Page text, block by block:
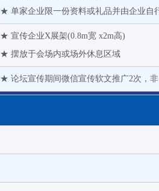
★ 单家企业限一份资料或礼品并由企业自
★ 宣传企业X展架(0.8m宽 x2m高)
★ 摆放于会场内或场外休息区域
★ 论坛宣传期间微信宣传软文推广2次，